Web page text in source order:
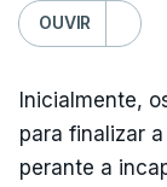
OUVIR
Inicialmente,
para finalizar
perante a